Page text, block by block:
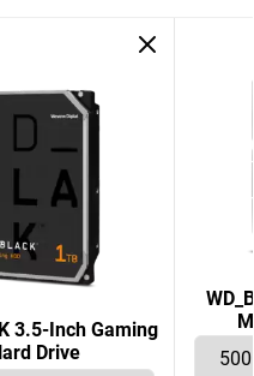
3.5-Inch Gaming
Drive